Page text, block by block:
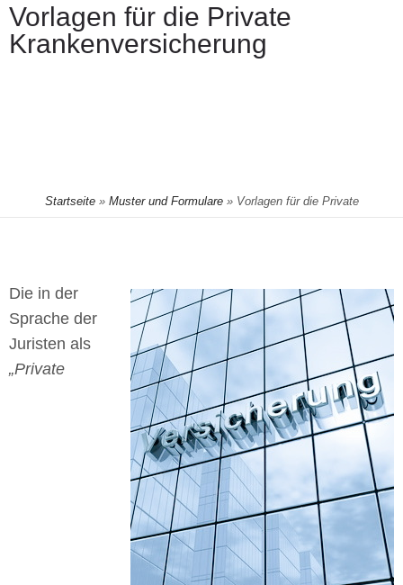
Vorlagen für die Private
Krankenversicherung
Startseite» Muster und Formulare» Vorlagen für die Private
Die in der
Sprache der
Juristen als
„Private